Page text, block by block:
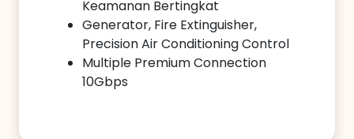
Keamanan Bertingkat
Generator, Fire Extinguisher,
Precision Air Conditioning Control
Multiple Premium Connection
10Gbps